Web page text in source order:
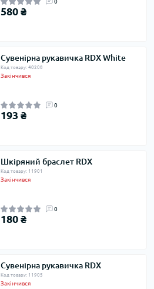
580 ₴
Сувенірна рукавичка RDX White
Код товару: 40208
Закінчився
0
193 ₴
Шкіряний браслет RDX
Код товару: 11901
Закінчився
0
180 ₴
Сувенірна рукавичка RDX
Код товару: 11905
Закінчився